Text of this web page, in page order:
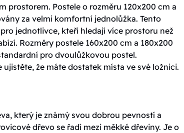
prostorem. Postele o rozměru 120x200 cm a
za velmi komfortní jednolůžka. Tento
jednotlivce, kteří hledají více prostoru než
Rozměry postele 160x200 cm a 180x200
pro dvoulůžkovou postel.
ujistěte, že máte dostatek místa ve své ložnici.
který je známý svou dobrou pevností a
dřevo se řadí mezi měkké dřeviny. Je o